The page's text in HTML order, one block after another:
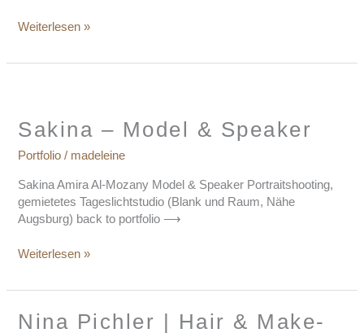
Weiterlesen »
Sakina – Model & Speaker
Portfolio / madeleine
Sakina Amira Al-Mozany Model & Speaker Portraitshooting,
gemietetes Tageslichtstudio (Blank und Raum, Nähe
Augsburg) back to portfolio ⟶
Model
&
Speaker
Weiterlesen »
Nina Pichler | Hair & Make-
Nina